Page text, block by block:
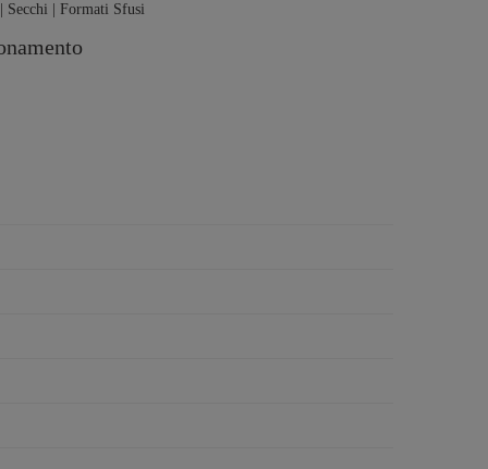
Secchi | Formati Sfusi